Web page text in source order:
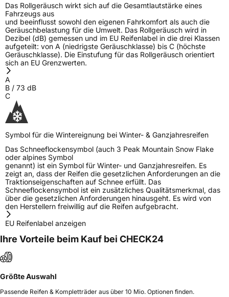
Das Rollgeräusch wirkt sich auf die Gesamtlautstärke eines
Fahrzeugs aus
und beeinflusst sowohl den eigenen Fahrkomfort als auch die
Geräuschbelastung für die Umwelt. Das Rollgeräusch wird in
Dezibel (dB) gemessen und im EU Reifenlabel in die drei Klassen
aufgeteilt: von A (niedrigste Geräuschklasse) bis C (höchste
Geräuschklasse). Die Einstufung für das Rollgeräusch orientiert
sich an EU Grenzwerten.
A
B / 73 dB
C
Symbol für die Wintereignung bei Winter- & Ganzjahresreifen
Das Schneeflockensymbol (auch 3 Peak Mountain Snow Flake
oder alpines Symbol
genannt) ist ein Symbol für Winter- und Ganzjahresreifen. Es
zeigt an, dass der Reifen die gesetzlichen Anforderungen an die
Traktionseigenschaften auf Schnee erfüllt. Das
Schneeflockensymbol ist ein zusätzliches Qualitätsmerkmal, das
über die gesetzlichen Anforderungen hinausgeht. Es wird von
den Herstellern freiwillig auf die Reifen aufgebracht.
EU Reifenlabel anzeigen
Ihre Vorteile beim Kauf bei CHECK24
Größte Auswahl
Passende Reifen & Kompletträder aus über 10 Mio. Optionen finden.